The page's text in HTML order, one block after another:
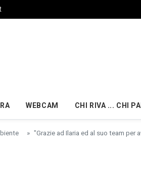
WEBCAM CHI RIVA ... CHI
"Grazie ad Ilaria ed al suo team per